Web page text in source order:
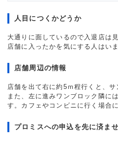
人目につくかどうか
大通りに面しているので入退店は
店舗に入ったかを気にする人はいま
店舗周辺の情報
店舗を出て右に約5ｍ程行くと、サ
また、左に進みワンブロック隣に
す。カフェやコンビニに行く場合
プロミスへの申込を先に済ま